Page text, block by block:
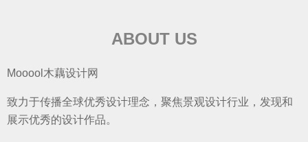
ABOUT US
Mooool木藕设计网
致力于传播全球优秀设计理念，聚焦景观设计行业，发现和
展示优秀的设计作品。